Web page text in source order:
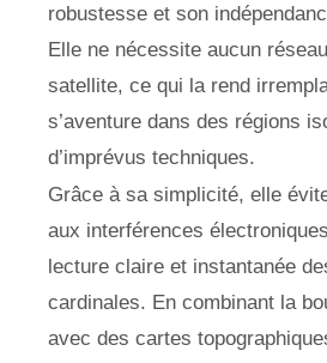
robustesse et son
Elle ne nécessite aucun
satellite, ce qui la rend
s’aventure dans des régions
d’imprévus techniques.
Grâce à sa simplicité, elle
aux interférences
lecture claire et instantanée
cardinales. En combinant la
avec des cartes